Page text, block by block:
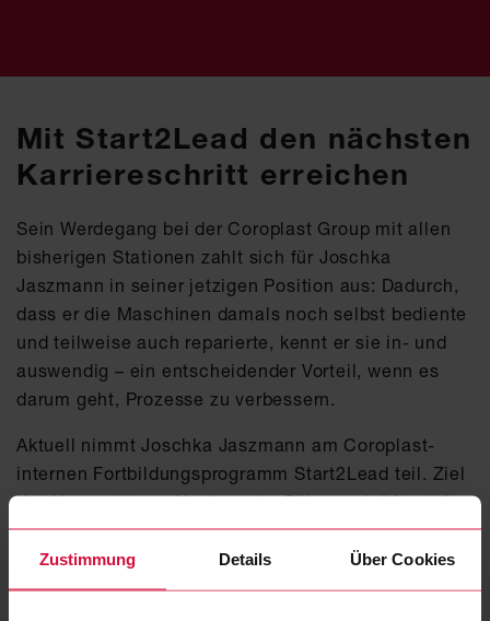
Zustimmung Details Über Cookies
Mit Start2Lead den nächsten
Karriereschritt erreichen
Sein Werdegang bei der Coroplast Group mit allen
bisherigen Stationen zahlt sich für Joschka
Jaszmann in seiner jetzigen Position aus: Dadurch,
dass er die Maschinen damals noch selbst bediente
und teilweise auch reparierte, kennt er sie in- und
auswendig – ein entscheidender Vorteil, wenn es
darum geht, Prozesse zu verbessern.
Aktuell nimmt Joschka Jaszmann am Coroplast-
internen Fortbildungsprogramm Start2Lead teil. Ziel
des Kurses ist es, Nachwuchs-Führungskräfte auf
ihre neue Rolle vorzubereiten. Joschka Jaszmann
freut sich sehr darüber, dass die Coroplast Group
sein großes Potential erkannt hat: „Ich bin gespannt,